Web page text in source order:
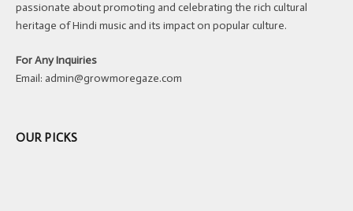
passionate about promoting and celebrating the rich cultural
heritage of Hindi music and its impact on popular culture.
For Any Inquiries
Email: admin@growmoregaze.com
OUR PICKS